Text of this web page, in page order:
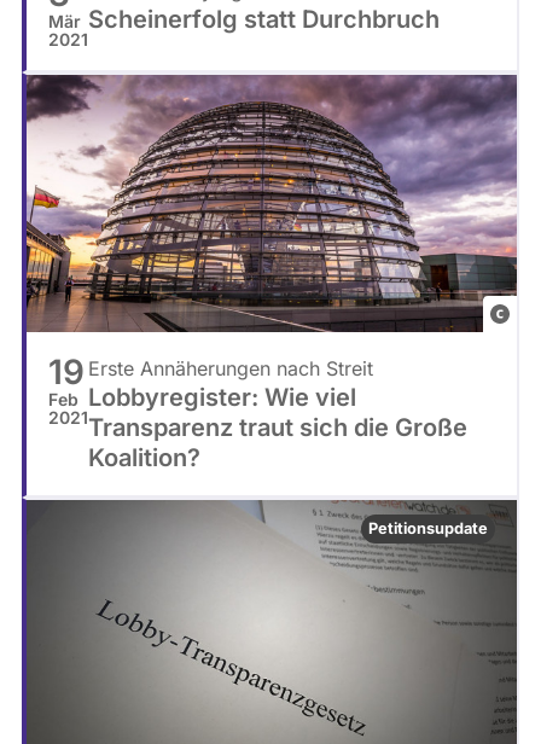
a
b
a
y
a
r
i
s
i
e
n
n
a
b
y
Mär
2021
Scheinerfolg statt Durchbruch
F
/
C
C
-
S
A
19
Feb
2021
Erste Annäherungen nach Streit
Lobbyregister: Wie viel
Transparenz traut sich die Große
Koalition?
Petitionsupdate